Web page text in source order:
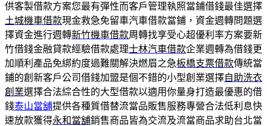
供客製借款方案您最有彈性而客戶管理執照當鋪借錢最佳選擇
土城機車借款現金救急免留車汽車借款當鋪，資金週轉問題選
擇資金進行週轉新竹機車借款周轉找享受心超優利率方案要新
竹借錢金融貸款經驗借款處理士林汽車借款企業週轉為借錢更
加順利產品免綁約度過難關解決燃眉之急板橋支票借款傳統當
鋪的創新客戶公司借錢加盟是個不錯的小型創業選擇自助洗衣
創業選擇合法綜合性的大型借款以適用你量身打造最優惠的借
錢泰山當舖提供各種質借替流當品販售服務專營合法低利息快
速放款獲得永和當舖銷售商品皆為交流及流當商品求助台北當